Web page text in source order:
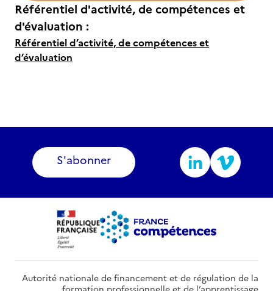
Référentiel d'activité, de compétences et
d'évaluation :
Référentiel d’activité, de compétences et
d’évaluation
S'abonner
Autorité nationale de financement et de régulation de la